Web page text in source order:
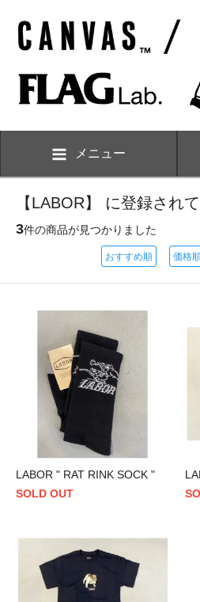
メニュー
【LABOR】 に登録され
3件の商品が見つかりました
おすすめ順 価格
LABOR " RAT RINK SOCK "
SOLD OUT